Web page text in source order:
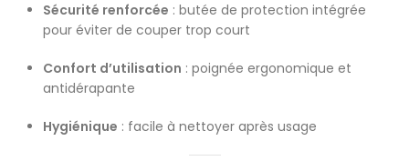
Sécurité renforcée : butée de protection intégrée
pour éviter de couper trop court
Confort d’utilisation : poignée ergonomique et
antidérapante
Hygiénique : facile à nettoyer après usage